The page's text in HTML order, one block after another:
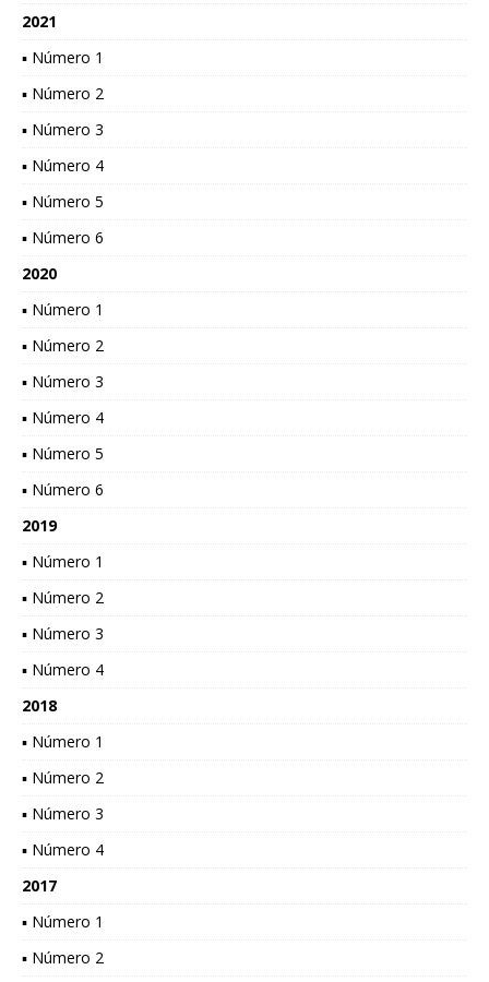
2021
▪ Número 1
▪ Número 2
▪ Número 3
▪ Número 4
▪ Número 5
▪ Número 6
2020
▪ Número 1
▪ Número 2
▪ Número 3
▪ Número 4
▪ Número 5
▪ Número 6
2019
▪ Número 1
▪ Número 2
▪ Número 3
▪ Número 4
2018
▪ Número 1
▪ Número 2
▪ Número 3
▪ Número 4
2017
▪ Número 1
▪ Número 2